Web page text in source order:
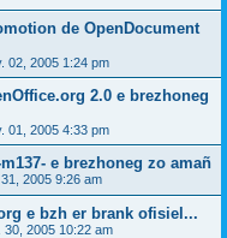
de OpenDocument
02, 2005 1:24 pm
2.0 e brezhoneg
01, 2005 4:33 pm
e brezhoneg zo amañ
2005 9:26 am
e bzh er brank ofisiel...
30, 2005 10:22 am